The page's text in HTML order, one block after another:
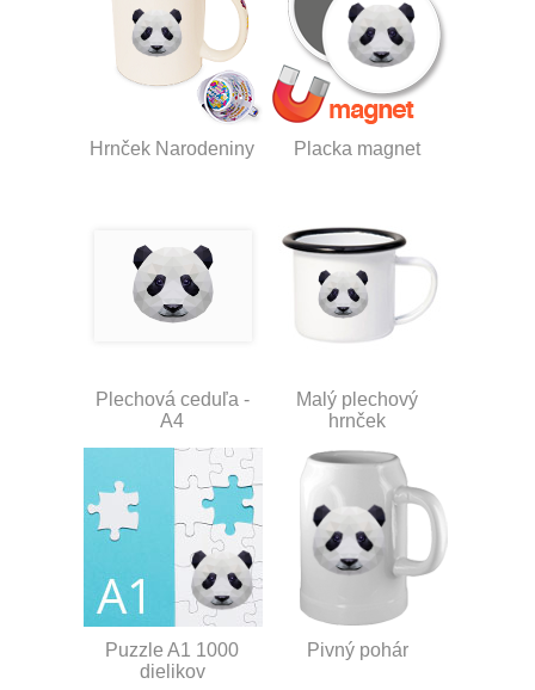
Hrnček Narodeniny Placka magnet
Plechová ceduľa -
A4
Malý plechový
hrnček
Puzzle A1 1000
dielikov
Pivný pohár